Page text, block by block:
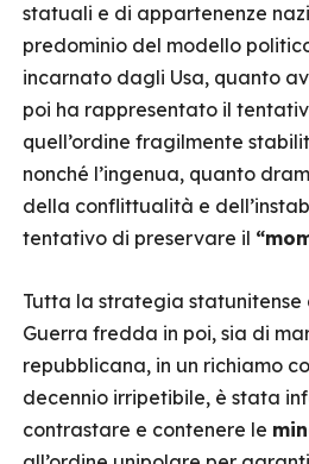
statuali e di appartenenze
predominio del modello
incarnato dagli Usa, quanto
poi ha rappresentato il
quell’ordine fragilmente
nonché l’ingenua, quanto
della conflittualità e
tentativo di preservare il
Tutta la strategia
Guerra fredda in poi, sia di
repubblicana, in un richiamo
decennio irripetibile, è stata
contrastare e contenere le